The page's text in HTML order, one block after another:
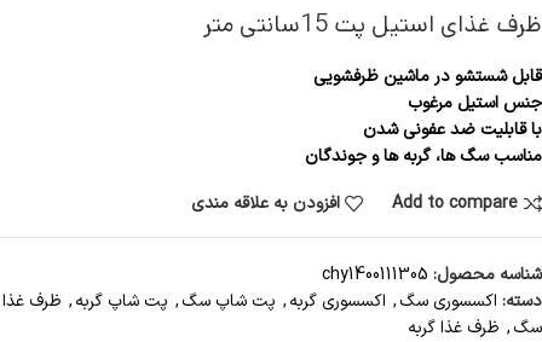
ظرف غذای استیل پت 15سانتی متر
قابل شستشو در ماشین ظرفشویی
جنس استیل مرغوب
با قابلیت ضد عفونی شدن
مناسب سگ ها، گربه ها و جوندگان
Add to compare
افزودن به علاقه مندی
شناسه محصول: chy1400111305
دسته: اکسسوری سگ, اکسسوری گربه, پت شاپ سگ, پت شاپ گربه, ظرف غذا
سگ, ظرف غذا گربه